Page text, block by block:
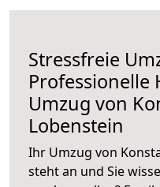
Stressfreie
Umzug von
Lobenstein
Ihr Umzug von
steht an und Sie